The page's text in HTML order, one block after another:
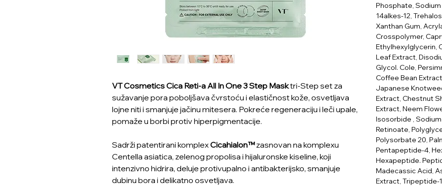
VT Cosmetics Cica Reti-a All In One 3 Step Masktri-Step set za
sužavanje pora poboljšava čvrstoću i elastičnost kože, osvetljava
lojne niti i smanjuje jačinu mitesera. Pokreće regeneraciju i leči upale,
pomaže u borbi protiv hiperpigmentacije.
Sadrži patentirani komplexCicahialon™zasnovan na komplexu
Centella asiatica, zelenog propolisa i hijaluronske kiseline, koji
intenzivno hidrira, deluje protivupalno i antibakterijsko, smanjuje
dubinu bora i delikatno osvetljava.
Phosphate,
14alkes-12,
Xanthan Gum,
Crosspolymer,
Ethylhexylglycerin,
Leaf Extract,
Glycol. Cole,
Coffee Bean
Japanese
Extract, Chestnut
Extract, Neem
Isosorbide ,
Retinoate,
Polysorbate 20,
Pentapeptide-4,
Hexapeptide.
Madecassic Acid,
Extract, Tripeptide-